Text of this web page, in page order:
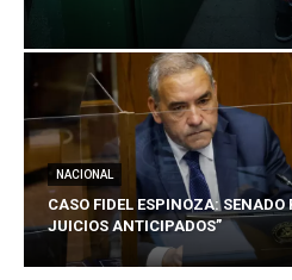
NACIONAL
CASO FIDEL ESPINOZA: SENADO
JUICIOS ANTICIPADOS”